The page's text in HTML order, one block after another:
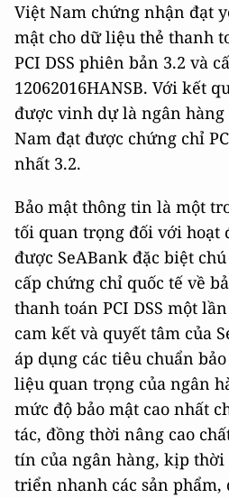
Việt Nam chứng nhận đạt
mật cho dữ liệu thẻ thanh
PCI DSS phiên bản 3.2 và
12062016HANSB. Với kết
được vinh dự là ngân
Nam đạt được chứng chỉ
nhất 3.2.
Bảo mật thông tin là một
tối quan trọng đối với hoạt
được SeABank đặc biệt
cấp chứng chỉ quốc tế về
thanh toán PCI DSS một
cam kết và quyết tâm của
áp dụng các tiêu chuẩn
liệu quan trọng của ngân
mức độ bảo mật cao nhất
tác, đồng thời nâng cao
tín của ngân hàng, kịp thời
triển nhanh các sản phẩm,